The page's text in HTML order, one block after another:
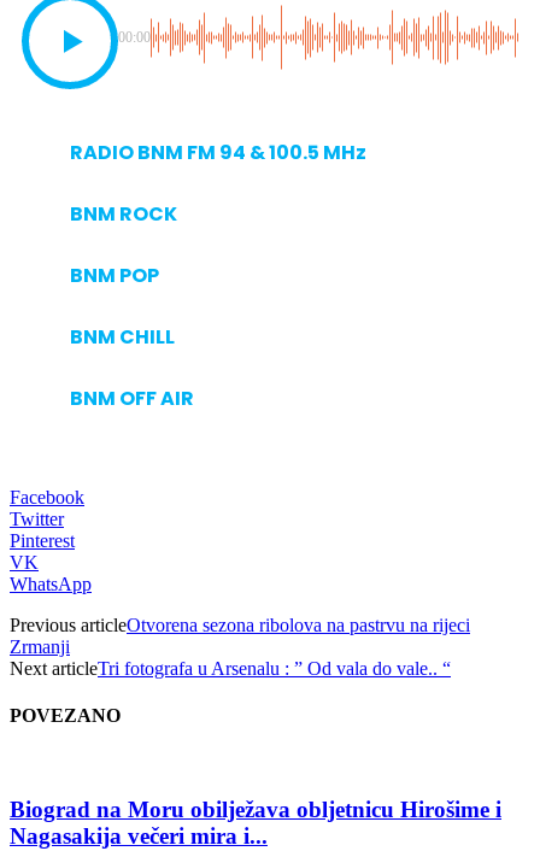
00:00
RADIO BNM FM 94 & 100.5 MHz
BNM ROCK
BNM POP
BNM CHILL
BNM OFF AIR
Facebook
Twitter
Pinterest
VK
WhatsApp
Previous articleOtvorena sezona ribolova na pastrvu na rijeci
Zrmanji
Next articleTri fotografa u Arsenalu : ” Od vala do vale.. “
POVEZANO
Biograd na Moru obilježava obljetnicu Hirošime i
Nagasakija večeri mira i...